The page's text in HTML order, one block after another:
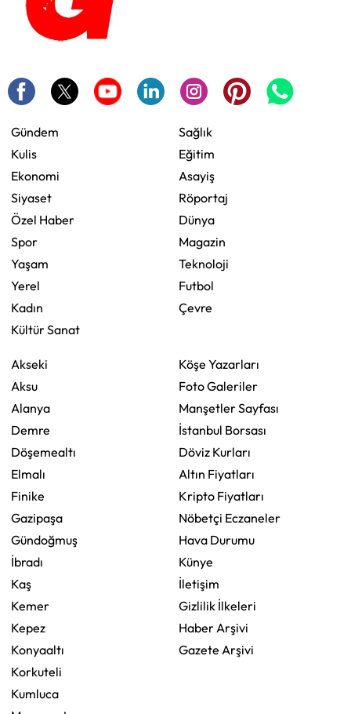
Gündem
Kulis
Ekonomi
Siyaset
Özel Haber
Spor
Yaşam
Yerel
Kadın
Kültür Sanat
Sağlık
Eğitim
Asayiş
Röportaj
Dünya
Magazin
Teknoloji
Futbol
Çevre
Akseki
Aksu
Alanya
Demre
Döşemealtı
Elmalı
Finike
Gazipaşa
Gündoğmuş
İbradı
Kaş
Kemer
Kepez
Konyaaltı
Korkuteli
Kumluca
Köşe Yazarları
Foto Galeriler
Manşetler Sayfası
İstanbul Borsası
Döviz Kurları
Altın Fiyatları
Kripto Fiyatları
Nöbetçi Eczaneler
Hava Durumu
Künye
İletişim
Gizlilik İlkeleri
Haber Arşivi
Gazete Arşivi